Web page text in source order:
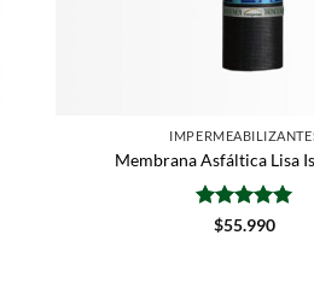
Membrana Asfáltica Lisa
Valorado
$55.990